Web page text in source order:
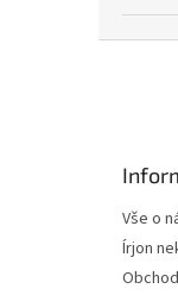
Vše o
Írjon